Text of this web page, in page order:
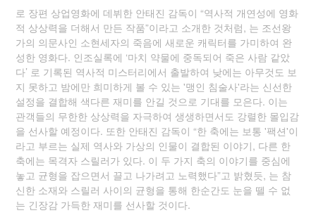
로 장편 상업영화에 데뷔한 안태진 감독이 “역사적 개연성에 영화
적 상상력을 더해서 만든 작품”이라고 소개한 것처럼, 는 조선왕
가의 의문사인 소현세자의 죽음에 새로운 캐릭터를 가미하여 완
성한 영화다. 인조실록에 ‘마치 약물에 중독되어 죽은 사람 같았
다’ 로 기록된 역사적 미스터리에서 출발하여 낮에는 아무것도 보
지 못하고 밤에만 희미하게 볼 수 있는 '맹인 침술사'라는 신선한
설정을 결합해 색다른 재미를 안길 것으로 기대를 모은다. 이는
관객들의 무한한 상상력을 자극하여 생생하면서도 강렬한 몰입감
을 선사할 예정이다. 또한 안태진 감독이 “한 축에는 보통 '팩션'이
라고 부르는 실제 역사와 가상의 인물이 결합된 이야기, 다른 한
축에는 목격자 스릴러가 있다. 이 두 가지 축의 이야기를 중심에
놓고 균형을 잡으면서 끌고 나가려고 노력했다”고 밝혔듯, 는 참
신한 소재와 스릴러 사이의 균형을 통해 한순간도 눈을 뗄 수 없
는 긴장감 가득한 재미를 선사할 것이다.